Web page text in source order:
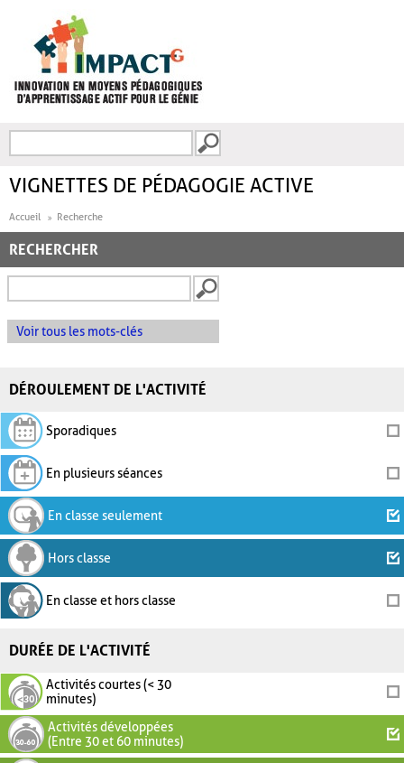
FORMULAIRE DE
VIGNETTES DE PÉDAGOGIE ACTIVE
Accueil Recherche
RECHERCHER
Voir tous les mots-clés
DÉROULEMENT DE L'ACTIVITÉ
Sporadiques
En plusieurs séances
En classe seulement
Hors classe
En classe et hors classe
DURÉE DE L'ACTIVITÉ
Activités courtes (< 30
minutes)
Activités développées
(Entre 30 et 60 minutes)